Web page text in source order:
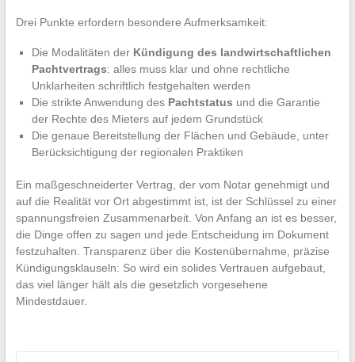
Drei Punkte erfordern besondere Aufmerksamkeit:
Die Modalitäten der Kündigung des landwirtschaftlichen
Pachtvertrags: alles muss klar und ohne rechtliche
Unklarheiten schriftlich festgehalten werden
Die strikte Anwendung des Pachtstatus und die Garantie
der Rechte des Mieters auf jedem Grundstück
Die genaue Bereitstellung der Flächen und Gebäude, unter
Berücksichtigung der regionalen Praktiken
Ein maßgeschneiderter Vertrag, der vom Notar genehmigt und
auf die Realität vor Ort abgestimmt ist, ist der Schlüssel zu einer
spannungsfreien Zusammenarbeit. Von Anfang an ist es besser,
die Dinge offen zu sagen und jede Entscheidung im Dokument
festzuhalten. Transparenz über die Kostenübernahme, präzise
Kündigungsklauseln: So wird ein solides Vertrauen aufgebaut,
das viel länger hält als die gesetzlich vorgesehene
Mindestdauer.